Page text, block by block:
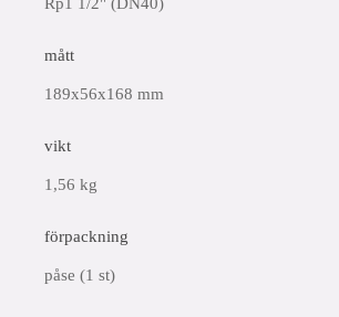
mått
189x56x168 mm
vikt
1,56 kg
förpackning
påse (1 st)